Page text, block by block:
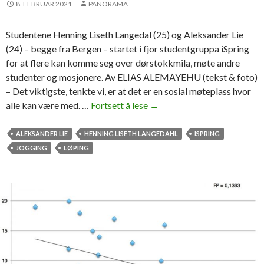
t
s
k
g
f
o
r
s
u
d
e
8. FEBRUAR 2021 PANORAMA
Studentene Henning Liseth Langedal (25) og Aleksander Lie
(24) – begge fra Bergen – startet i fjor studentgruppa iSpring
for at flere kan komme seg over dørstokkmila, møte andre
studenter og mosjonere. Av ELIAS ALEMAYEHU (tekst & foto)
– Det viktigste, tenkte vi, er at det er en sosial møteplass hvor
alle kan være med. … Fortsett å lese F
k
e
t
l
→
ALEKSANDER LIE HENNING LISETH LANGEDAHL
ISPRING
JOGGING
LØPING